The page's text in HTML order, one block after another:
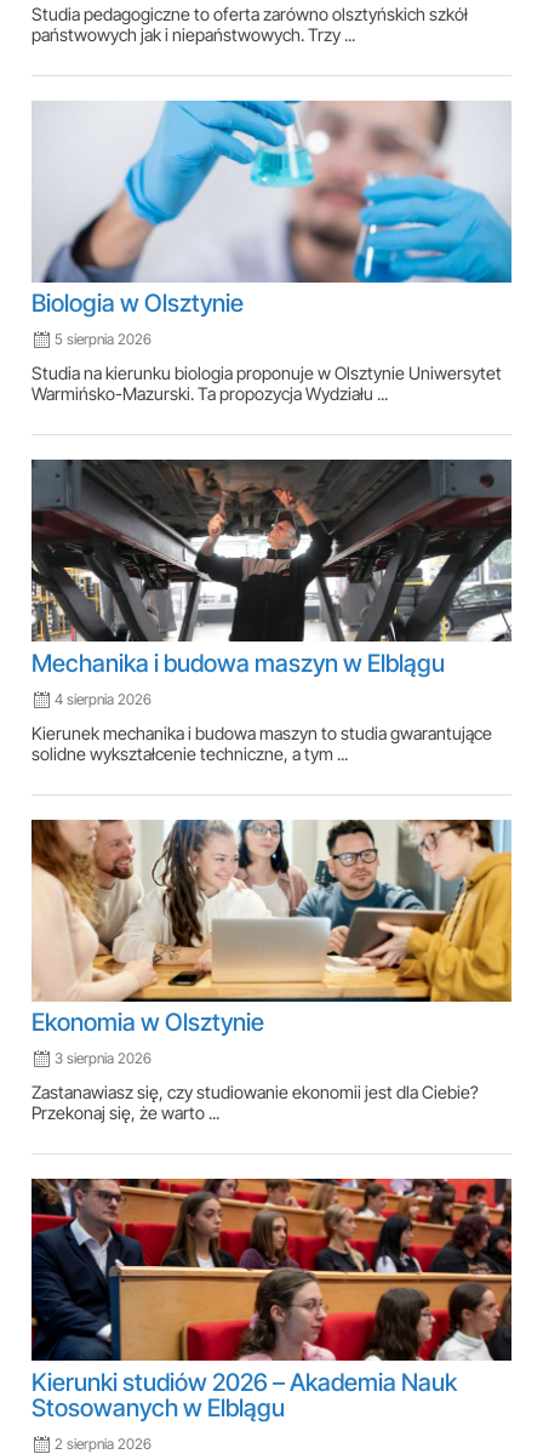
Studia pedagogiczne to oferta zarówno olsztyńskich szkół
państwowych jak i niepaństwowych. Trzy ...
Biologia w Olsztynie
5 sierpnia 2026
Studia na kierunku biologia proponuje w Olsztynie Uniwersytet
Warmińsko-Mazurski. Ta propozycja Wydziału ...
Mechanika i budowa maszyn w Elblągu
4 sierpnia 2026
Kierunek mechanika i budowa maszyn to studia gwarantujące
solidne wykształcenie techniczne, a tym ...
Ekonomia w Olsztynie
3 sierpnia 2026
Zastanawiasz się, czy studiowanie ekonomii jest dla Ciebie?
Przekonaj się, że warto ...
Kierunki studiów 2026 – Akademia Nauk
Stosowanych w Elblągu
2 sierpnia 2026